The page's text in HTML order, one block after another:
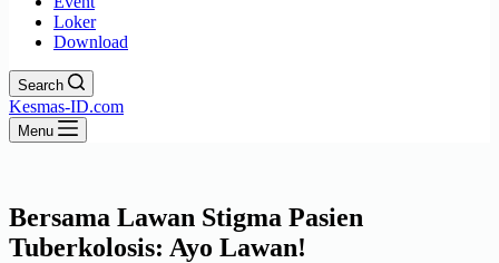
Loker
Download
Search
Kesmas-ID.com
Menu
Bersama Lawan Stigma Pasien
Tuberkolosis: Ayo Lawan!